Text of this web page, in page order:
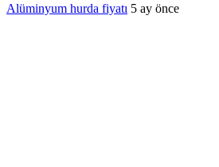
Alüminyum hurda fiyatı 5 ay önce